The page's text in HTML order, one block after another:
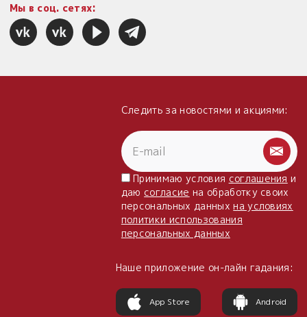
Мы в соц. сетях:
Следить за новостями и акциями:
Принимаю условия соглашения и
даю согласие на обработку своих
персональных данныхна условиях
политики использования
персональных данных
Наше приложение он-лайн гадания:
App Store Android